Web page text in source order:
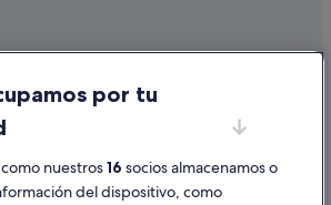
y cómo denunciar contenido
por tu
nuestros16 socios almacenamos o
del dispositivo, como